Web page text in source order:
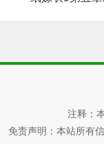
注释：
免责声明：本站所有